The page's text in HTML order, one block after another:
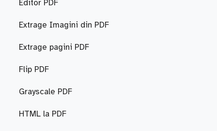
Editor PDF
Extrage Imagini din PDF
Extrage pagini PDF
Flip PDF
Grayscale PDF
HTML la PDF